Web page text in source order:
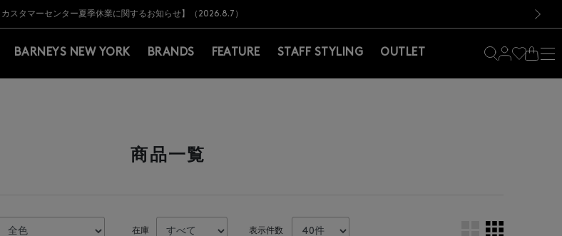
のお客様は11,000円（税込）以上のお買上げで常時送料無料！お買い物の際は会員登録を！
業に伴う出荷一時停止のお知らせ】(2026.8.7)
カスタマーセンター夏季休業に関するお知らせ】（2026.8.7）
う返品・交換承り一時停止のお知らせ】（2026.8.5）
心とした地震の影響によるお荷物のお届けについて
催中】SUMMER SALEのご案内・ご注意事項
のお客様は11,000円（税込）以上のお買上げで常時送料無料！お買い物の際は会員登録を！
業に伴う出荷一時停止のお知らせ】(2026.8.7)
BARNEYS NEW YORK BRANDS FEATURE STAFF STYLING OUTLET
商品一覧
在庫 表示件数